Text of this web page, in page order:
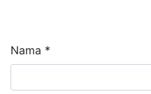
Nama *